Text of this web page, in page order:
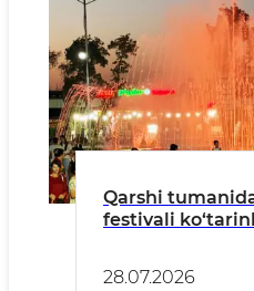
Qarshi
festivali
28.07.2026